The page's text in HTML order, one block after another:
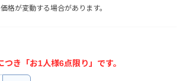
格が変動する場合があります。
つき「お1人様6点限り」です。